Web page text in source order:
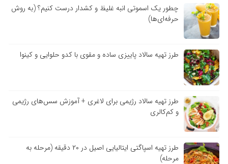
چطور یک اسموتی انبه غلیظ و کشدار درست کنیم؟ (به روش
حرفه‌ای‌ها)
طرز تهیه سالاد پاییزی ساده و مقوی با کدو حلوایی و کینوا
طرز تهیه سالاد رژیمی برای لاغری + آموزش سس‌های رژیمی
و کم‌کالری
طرز تهیه اسپاگتی ایتالیایی اصیل در ۲۰ دقیقه (مرحله به
مرحله)